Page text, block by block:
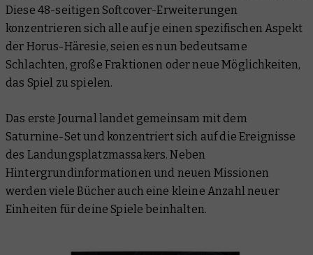
Diese 48-seitigen Softcover-Erweiterungen
konzentrieren sich alle auf je einen spezifischen Aspekt
der Horus-Häresie, seien es nun bedeutsame
Schlachten, große Fraktionen oder neue Möglichkeiten,
das Spiel zu spielen.
Das erste Journal landet gemeinsam mit dem
Saturnine-Set und konzentriert sich auf die Ereignisse
des Landungsplatzmassakers. Neben
Hintergrundinformationen und neuen Missionen
werden viele Bücher auch eine kleine Anzahl neuer
Einheiten für deine Spiele beinhalten.